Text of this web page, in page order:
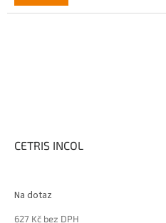
CETRIS INCOL
Na dotaz
627 Kč bez DPH